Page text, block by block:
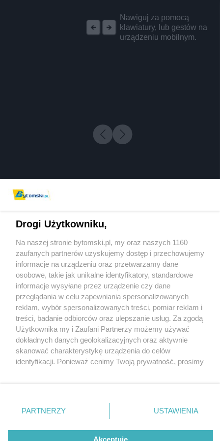
Nawiguj za pomocą
klawiatury, lub gestów na
urządzeniu mobilnym.
4 / 0
Wydawca mediów lokalnych
Nie zapomnij
zapoznać się z:
polityką prywatności regulamin korzystania z portali
Twojemiasto
Piekary Śląskie
Chorzów
Tarnowskie Góry
Gliwice
Skontakuj sięz nami
Kontakt
Wydawca
Pogoda
Drogi Użytkowniku,
Na naszej stronie bytomski.pl, my oraz naszych 1160
zaufanych partnerów uzyskujemy dostęp i przechowujemy
informacje na urządzeniu oraz przetwarzamy dane
osobowe, takie jak unikalne identyfikatory, standardowe
informacje wysyłane przez urządzenie czy dane
przeglądania w celu zapewniania spersonalizowanych
reklam, wybór spersonalizowanych treści, pomiar reklam i
treści, badanie odbiorców oraz ulepszanie usług. Za zgodą
Użytkownika my i Zaufani Partnerzy możemy używać
dokładnych danych geolokalizacyjnych oraz aktywnie
skanować charakterystykę urządzenia do celów
identyfikacji. Ponieważ cenimy Twoją prywatność, prosimy
prywatności znajdujący się w lewym dolnym rogu strony
. Niektóre rodzaje przetwarzania danych nie wymagają
zgody użytkownika, ale masz prawo sprzeciwić się
takiemu przetwarzaniu. Preferencje będą miały
PARTNERZY USTAWIENIA
Akceptuję